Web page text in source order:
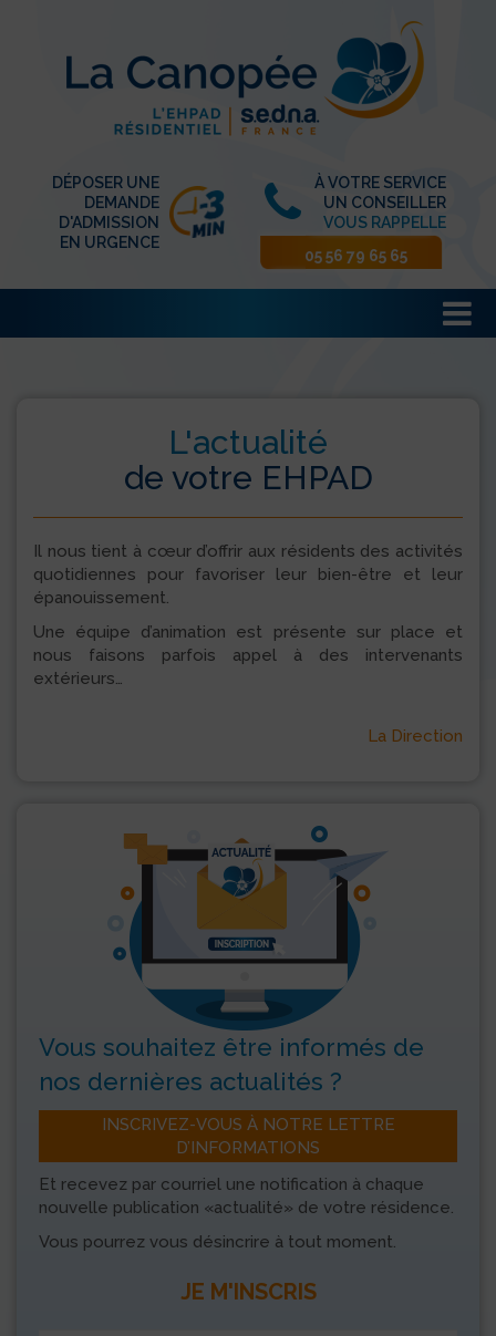
DÉPOSER UNE
DEMANDE
D'ADMISSION
EN URGENCE
À VOTRE SERVICE
UN CONSEILLER
VOUS RAPPELLE
05 56 79 65 65
L'actualité
de votre EHPAD
Il nous tient à cœur d’offrir aux résidents des activités
quotidiennes pour favoriser leur bien-être et leur
épanouissement.
Une équipe d’animation est présente sur place et
nous faisons parfois appel à des intervenants
extérieurs…
La Direction
Vous souhaitez être informés de
nos dernières actualités ?
INSCRIVEZ-VOUS À NOTRE LETTRE
D’INFORMATIONS
Et recevez par courriel une notification à chaque
nouvelle publication «actualité» de votre résidence.
Vous pourrez vous désincrire à tout moment.
JE M'INSCRIS